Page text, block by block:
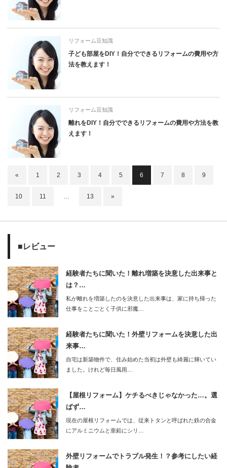
リフォーム豆知識
子ども部屋をDIY！自分でできるリフォームの費用や方
法を教えます！
リフォーム豆知識
離れをDIY！自分でできるリフォームの費用や方法を教
えます！
« 1 2 3 4 5 6 7 8 9
10 11 … 13 »
■レビュー
経験者たちに聞いた！離れ増築を決意した出来事と
は？…
私が離れを増築したのを決意した出来事は、家に持ち帰った
仕事をことごとく子供に邪魔…
経験者たちに聞いた！外壁リフォームを決意した出
来事…
自宅は新築物件で、住み始めた当初は外壁も綺麗に輝いてい
ました。けれど毎日風雨…
【屋根リフォーム】ケチるべきじゃなかった…。選
ばず…
現在の屋根リフォームでは、従来トタンと呼ばれた鉄の合金
にアルミニウムと亜鉛にシリ…
外壁リフォームでトラブル発生！？参考にしたい経